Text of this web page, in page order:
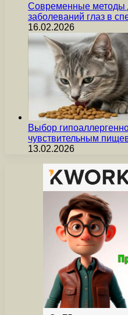
Современные методы
заболеваний глаз в
16.02.2026
Выбор
чувствительным
13.02.2026